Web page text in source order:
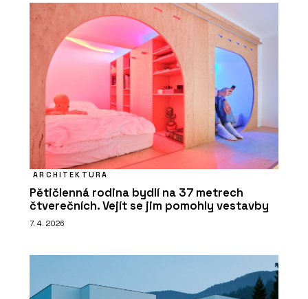
ARCHITEKTURA
Pětičlenná rodina bydlí na 37 metrech
čtverečních. Vejít se jim pomohly vestavby
7. 4. 2026